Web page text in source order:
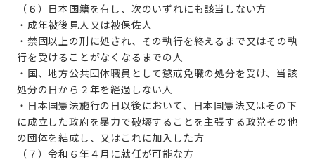
（６）日本国籍を有し、次のいずれにも該当しない方
・成年被後見人又は被保佐人
・禁固以上の刑に処され、その執行を終えるまで又はその執
行を受けることがなくなるまでの人
・国、地方公共団体職員として懲戒免職の処分を受け、当該
処分の日から２年を経過しない人
・日本国憲法施行の日以後において、日本国憲法又はその下
に成立した政府を暴力で破壊することを主張する政党その他
の団体を結成し、又はこれに加入した方
（７）令和６年４月に就任が可能な方